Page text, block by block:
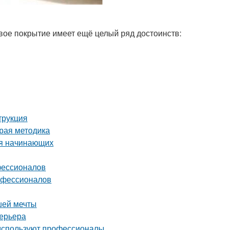
покрытие имеет ещё целый ряд достоинств:
методика
начинающих
мечты